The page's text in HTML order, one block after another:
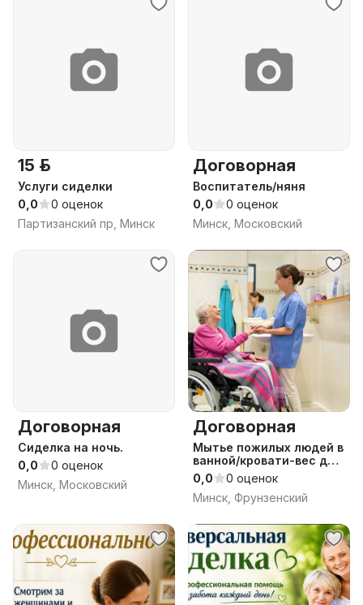
15 р.
Услуги сиделки
0,0
0 оценок
Партизанский пр, Минск
Договорная
Воспитатель/няня
0,0
0 оценок
Минск, Московский
Договорная
Сиделка на ночь.
0,0
0 оценок
Минск, Московский
Договорная
Мытье пожилых людей в
ванной/кровати-вес до
250кг
0,0
0 оценок
Минск, Фрунзенский